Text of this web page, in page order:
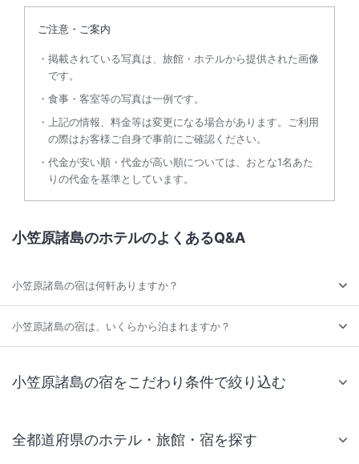
ご注意・ご案内
掲載されている写真は、旅館・ホテルから提供された画像
です。
食事・客室等の写真は一例です。
上記の情報、料金等は変更になる場合があります。ご利用
の際はお客様ご自身で事前にご確認ください。
代金が安い順・代金が高い順については、おとな1名あた
りの代金を基準としています。
小笠原諸島のホテルのよくあるQ&A
小笠原諸島の宿は何軒ありますか？
小笠原諸島の宿は、いくらから泊まれますか？
小笠原諸島の宿をこだわり条件で絞り込む
全都道府県のホテル・旅館・宿を探す